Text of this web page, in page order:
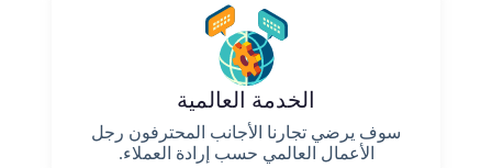
الخدمة العالمية
سوف يرضي تجارنا الأجانب المحترفون رجل
الأعمال العالمي حسب إرادة العملاء.